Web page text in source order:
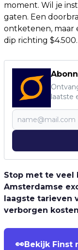
moment. Wil je
gaten. Een
ontketenen, maar
dip richting
laatste
Stop met te veel
Amsterdamse
laagste tarieven
verborgen
👀Bekijk Finst